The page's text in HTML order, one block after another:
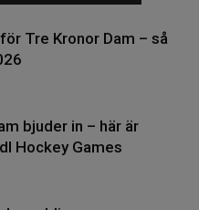
Tre Kronor Dam – så
bjuder in – här är
Hockey Games